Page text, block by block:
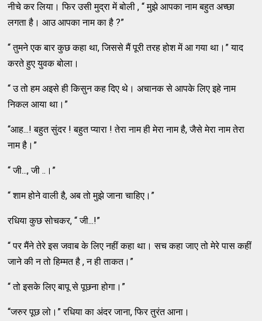
नीचे कर लिया। फिर उसी मुद्रा में बोली , “ मुझे आपका नाम बहुत अच्छा
लगता है। आउ आपका नाम का है ?”
“ तुमने एक बार कुछ कहा था, जिससे मैं पूरी तरह होश में आ गया था।” याद
करते हुए युवक बोला।
“ उ तो हम अइसे ही किसुन कह दिए थे। अचानक से आपके लिए इहे नाम
निकल आया था।”
“आह...! बहुत सुंदर ! बहुत प्यारा ! तेरा नाम ही मेरा नाम है, जैसे मेरा नाम तेरा
नाम है।”
“ जी..., जी ..।”
“ शाम होने वाली है, अब तो मुझे जाना चाहिए।”
रधिया कुछ सोचकर, “ जी...!”
“ पर मैंने तेरे इस जवाब के लिए नहीं कहा था। सच कहा जाए तो मेरे पास कहीं
जाने की न तो हिम्मत है , न ही ताकत।”
“ तो इसके लिए बापू से पूछना होगा।”
“जरुर पूछ लो।” रधिया का अंदर जाना, फिर तुरंत आना।